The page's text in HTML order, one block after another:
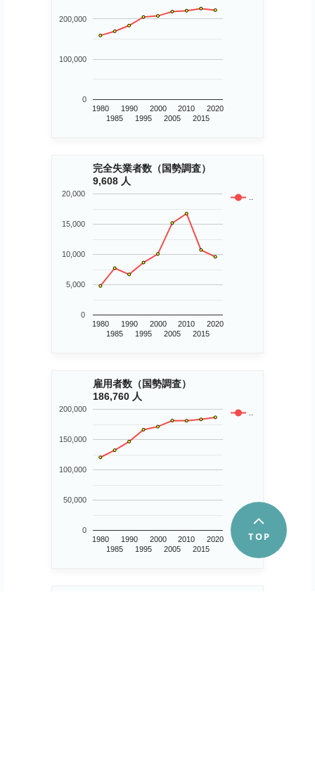
1980
1985
1990
1995
2000
2005
2010
2015
2020
0
100,000
200,000
完全失業者数（国勢調査）
9,608 人
..
1980
1985
1990
1995
2000
2005
2010
2015
2020
0
5,000
10,000
15,000
20,000
雇用者数（国勢調査）
186,760 人
..
1980
1985
1990
1995
2000
2005
2010
2015
2020
0
50,000
100,000
150,000
200,000